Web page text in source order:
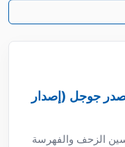
10 خطوات لتصدر جوجل (إصدار
الزحف والفهرسة